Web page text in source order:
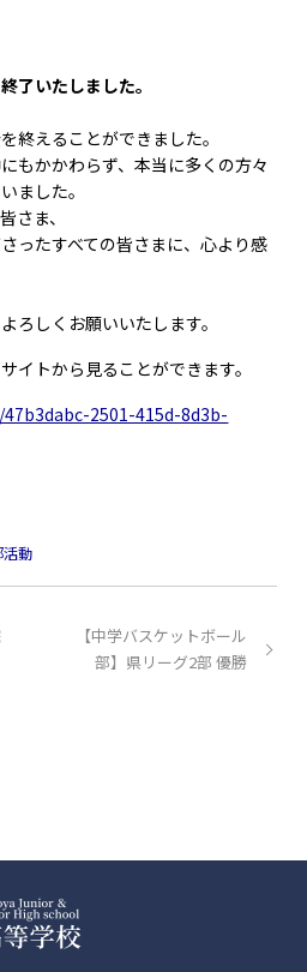
了いたしました。
終えることができました。
もかかわらず、本当に多くの方々
ました。
さま、
ったすべての皆さまに、心より感
ろしくお願いいたします。
イトから見ることができます。
2501-415d-8d3b-
活動
【中学バスケットボール
部】県リーグ2部 優勝